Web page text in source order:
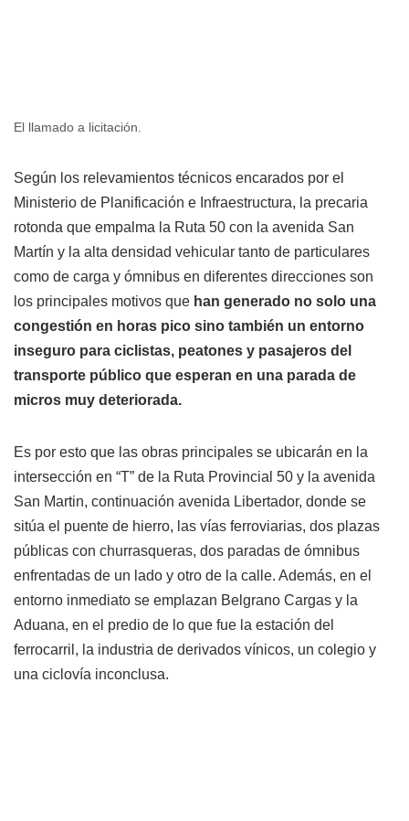
El llamado a licitación.
Según los relevamientos técnicos encarados por el
Ministerio de Planificación e Infraestructura, la precaria
rotonda que empalma la Ruta 50 con la avenida San
Martín y la alta densidad vehicular tanto de particulares
como de carga y ómnibus en diferentes direcciones son
los principales motivos que han generado no solo una
congestión en horas pico sino también un entorno
inseguro para ciclistas, peatones y pasajeros del
transporte público que esperan en una parada de
micros muy deteriorada.
Es por esto que las obras principales se ubicarán en la
intersección en “T” de la Ruta Provincial 50 y la avenida
San Martin, continuación avenida Libertador, donde se
sitúa el puente de hierro, las vías ferroviarias, dos plazas
públicas con churrasqueras, dos paradas de ómnibus
enfrentadas de un lado y otro de la calle. Además, en el
entorno inmediato se emplazan Belgrano Cargas y la
Aduana, en el predio de lo que fue la estación del
ferrocarril, la industria de derivados vínicos, un colegio y
una ciclovía inconclusa.